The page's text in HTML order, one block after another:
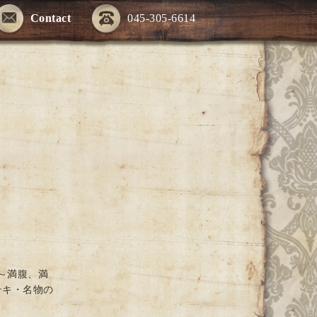
045-305-6614
Contact
満腹、満
・名物の